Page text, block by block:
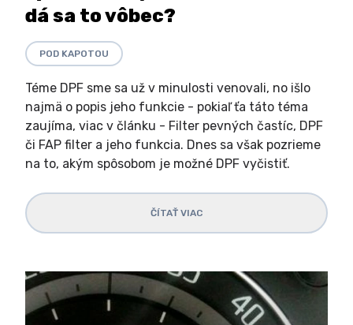
dá sa to vôbec?
POD KAPOTOU
Téme DPF sme sa už v minulosti venovali, no išlo
najmä o popis jeho funkcie - pokiaľ ťa táto téma
zaujíma, viac v článku - Filter pevných častíc, DPF
či FAP filter a jeho funkcia. Dnes sa však pozrieme
na to, akým spôsobom je možné DPF vyčistiť.
ČÍTAŤ VIAC